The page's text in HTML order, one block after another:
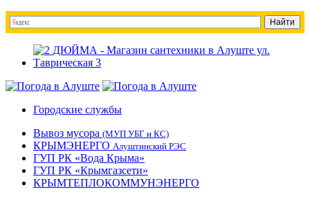
Городские службы
Вывоз мусора (МУП УБГ и КС)
КРЫМЭНЕРГО Алуштинский РЭС
ГУП РК «Вода Крыма»
ГУП РК «Крымгазсети»
КРЫМТЕПЛОКОММУНЭНЕРГО